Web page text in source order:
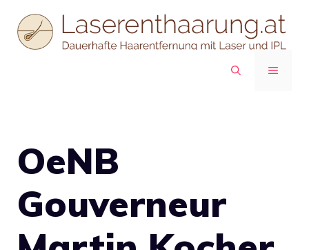
Inhalt
springen
MENÜ
OeNB
Gouverneur